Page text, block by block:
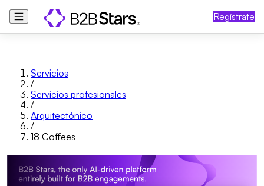
Regístrate
Servicios
/
Servicios profesionales
/
Arquitectónico
/
18 Coffees